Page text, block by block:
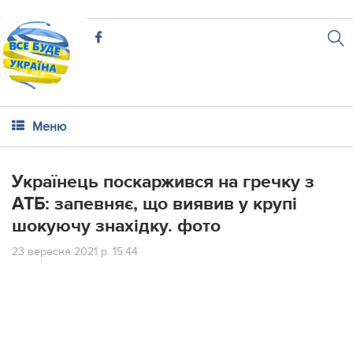
Меню
Українець поскаржився на гречку з
АТБ: запевняє, що виявив у крупі
шoкyючy знахідку. фото
23 вересня 2021 р. 15:44